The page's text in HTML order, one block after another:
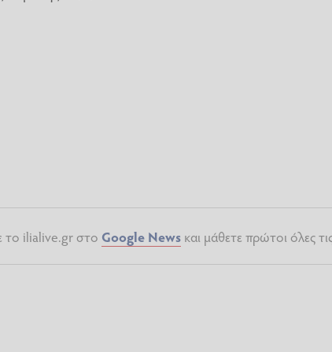
το ilialive.gr στο Google Newsκαι μάθετε πρώτοι όλες